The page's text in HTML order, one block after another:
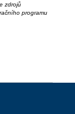
zdrojů
programu